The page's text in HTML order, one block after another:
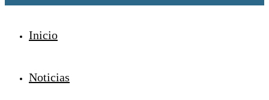
Inicio
Noticias